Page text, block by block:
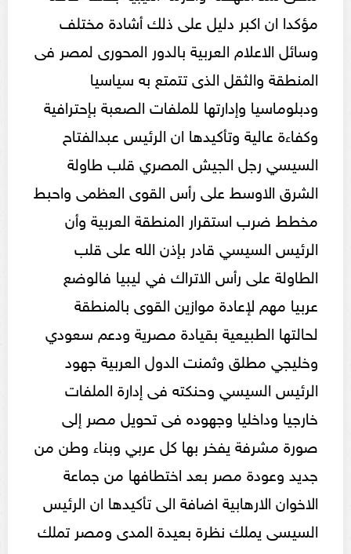
مؤكدا ان اكبر دليل على ذلك أشادة مختلف
وسائل الاعلام العربية بالدور المحورى لمصر فى
المنطقة والثقل الذى تتمتع به سياسيا
ودبلوماسيا وإدارتها للملفات الصعبة بإحترافية
وكفاءة عالية وتأكيدها ان الرئيس عبدالفتاح
السيسي رجل الجيش المصري قلب طاولة
الشرق الاوسط على رأس القوى العظمى واحبط
مخطط ضرب استقرار المنطقة العربية وأن
الرئيس السيسي قادر بإذن الله على قلب
الطاولة على رأس الاتراك في ليبيا فالوضع
عربيا مهم لإعادة موازين القوى بالمنطقة
لحالتها الطبيعية بقيادة مصرية ودعم سعودي
وخليجي مطلق وثمنت الدول العربية جهود
الرئيس السيسي وحنكته فى إدارة الملفات
خارجيا وداخليا وجهوده فى تحويل مصر إلى
صورة مشرفة يفخر بها كل عربي وبناء وطن من
جديد وعودة مصر بعد اختطافها من جماعة
الاخوان الارهابية اضافة الى تأكيدها ان الرئيس
السيسى يملك نظرة بعيدة المدى ومصر تملك